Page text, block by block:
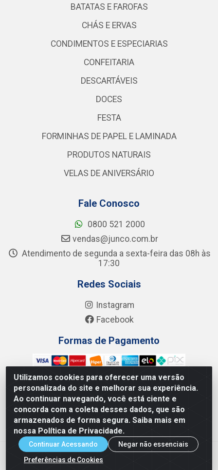
Utilizamos cookies para oferecer uma versão
personalizada do site e melhorar sua experiência.
Ao continuar navegando, você está ciente e
concorda com a coleta desses dados, que são
armazenados de forma segura. Saiba mais em
nossa Política de Privacidade.
Continuar Acessando
Negar não essenciais
Preferências de Cookies
BATATAS E FAROFAS
CHÁS E ERVAS
CONDIMENTOS E ESPECIARIAS
CONFEITARIA
DESCARTÁVEIS
DOCES
FESTA
FORMINHAS DE PAPEL E LAMINADA
PRODUTOS NATURAIS
VELAS DE ANIVERSÁRIO
Fale Conosco
0800 521 2000
vendas@junco.com.br
Atendimento de segunda a sexta-feira das 08h às
17:30
Redes Sociais
Instagram
Facebook
Formas de Pagamento
Junco Industria e Comercio Ltda - R. Lineu Anterino Mariano,
505 - Distrito Industrial, Uberlândia - MG CEP 38.402-346 -
CNPJ: 66.312.653/0001-14